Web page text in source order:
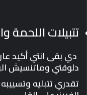
تتبيلات اللحمة
دي بقى انتي أكيد
دلوقتي وماتنسيش
تقدري تتبليه